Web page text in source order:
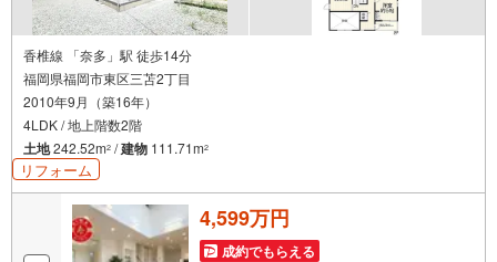
香椎線 「奈多」駅 徒歩14分
福岡県福岡市東区三苫2丁目
2010年9月（築16年）
4LDK / 地上階数2階
土地242.52m2 /建物 111.71m2
リフォーム
4,599万円
成約でもらえる